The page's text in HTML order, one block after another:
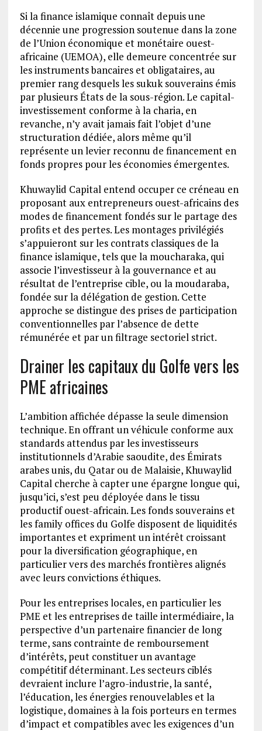
Si la finance islamique connaît depuis une
décennie une progression soutenue dans la zone
de l’Union économique et monétaire ouest-
africaine (UEMOA), elle demeure concentrée sur
les instruments bancaires et obligataires, au
premier rang desquels les sukuk souverains émis
par plusieurs États de la sous-région. Le capital-
investissement conforme à la charia, en
revanche, n’y avait jamais fait l’objet d’une
structuration dédiée, alors même qu’il
représente un levier reconnu de financement en
fonds propres pour les économies émergentes.
Khuwaylid Capital entend occuper ce créneau en
proposant aux entrepreneurs ouest-africains des
modes de financement fondés sur le partage des
profits et des pertes. Les montages privilégiés
s’appuieront sur les contrats classiques de la
finance islamique, tels que la moucharaka, qui
associe l’investisseur à la gouvernance et au
résultat de l’entreprise cible, ou la moudaraba,
fondée sur la délégation de gestion. Cette
approche se distingue des prises de participation
conventionnelles par l’absence de dette
rémunérée et par un filtrage sectoriel strict.
Drainer les capitaux du Golfe vers les
PME africaines
L’ambition affichée dépasse la seule dimension
technique. En offrant un véhicule conforme aux
standards attendus par les investisseurs
institutionnels d’Arabie saoudite, des Émirats
arabes unis, du Qatar ou de Malaisie, Khuwaylid
Capital cherche à capter une épargne longue qui,
jusqu’ici, s’est peu déployée dans le tissu
productif ouest-africain. Les fonds souverains et
les family offices du Golfe disposent de liquidités
importantes et expriment un intérêt croissant
pour la diversification géographique, en
particulier vers des marchés frontières alignés
avec leurs convictions éthiques.
Pour les entreprises locales, en particulier les
PME et les entreprises de taille intermédiaire, la
perspective d’un partenaire financier de long
terme, sans contrainte de remboursement
d’intérêts, peut constituer un avantage
compétitif déterminant. Les secteurs ciblés
devraient inclure l’agro-industrie, la santé,
l’éducation, les énergies renouvelables et la
logistique, domaines à la fois porteurs en termes
d’impact et compatibles avec les exigences d’un